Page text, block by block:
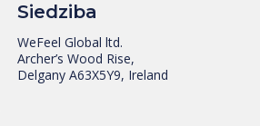
Siedziba
WeFeel Global ltd.
Archer’s Wood Rise,
Delgany A63X5Y9, Ireland